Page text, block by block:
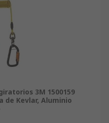
3M 1500159
de Kevlar, Aluminio